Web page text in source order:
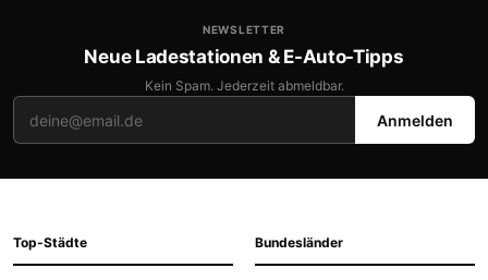
NEWSLETTER
Neue Ladestationen & E-Auto-Tipps
Kein Spam. Jederzeit abmeldbar.
Anmelden
Top-Städte Bundesländer